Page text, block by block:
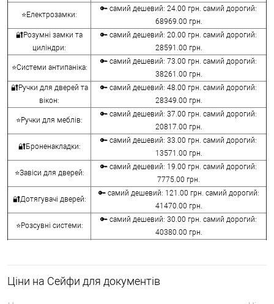
⭐Електрозамки:
🔑 самий дешевий: 24.00 грн. самий дорогий:
68969.00 грн.
🔐Розумні замки та
циліндри:
🔑 самий дешевий: 20.00 грн. самий дорогий:
28591.00 грн.
⭐Системи антипаніка:
🔑 самий дешевий: 73.00 грн. самий дорогий:
38261.00 грн.
🔐Ручки для дверей та
вікон:
🔑 самий дешевий: 48.00 грн. самий дорогий:
28349.00 грн.
⭐Ручки для меблів:
🔑 самий дешевий: 37.00 грн. самий дорогий:
20817.00 грн.
🔐Броненакладки:
🔑 самий дешевий: 33.00 грн. самий дорогий:
13571.00 грн.
⭐Завіси для дверей:
🔑 самий дешевий: 19.00 грн. самий дорогий:
7775.00 грн.
🔐Дотягувачі дверей:
🔑 самий дешевий: 121.00 грн. самий дорогий:
41470.00 грн.
⭐Розсувні системи:
🔑 самий дешевий: 30.00 грн. самий дорогий:
40380.00 грн.
⭐Сейфи:
396000.00 грн.
Ціни на Сейфи для документів